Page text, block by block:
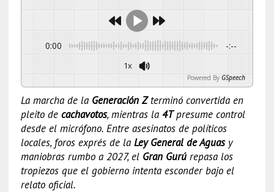
0:00 -:--
1x
Powered By GSpeech
La marcha de la Generación Zterminó convertida en
pleito de cachavotos, mientras la 4Tpresume control
desde el micrófono. Entre asesinatos de políticos
locales, foros exprés de la Ley General de Aguasy
maniobras rumbo a 2027, el Gran Gurúrepasa los
tropiezos que el gobierno intenta esconder bajo el
relato oficial.